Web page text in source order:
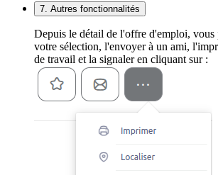
7. Autres fonctionnalités
Depuis le détail de l'offre d'emploi, vous
votre sélection, l'envoyer à un ami,
de travail et la signaler en cliquant sur :